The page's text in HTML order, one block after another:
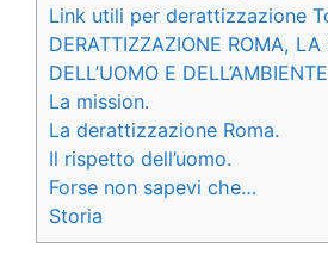
Link utili per derattizzazione
DERATTIZZAZIONE ROMA, LA
DELL’UOMO E DELL’AMBIENTE
La mission.
La derattizzazione Roma.
Il rispetto dell’uomo.
Forse non sapevi che…
Storia